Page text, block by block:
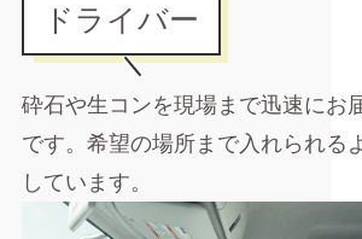
ドライバー
砕石や生コンを現場まで迅速にお
です。希望の場所まで入れられる
しています。